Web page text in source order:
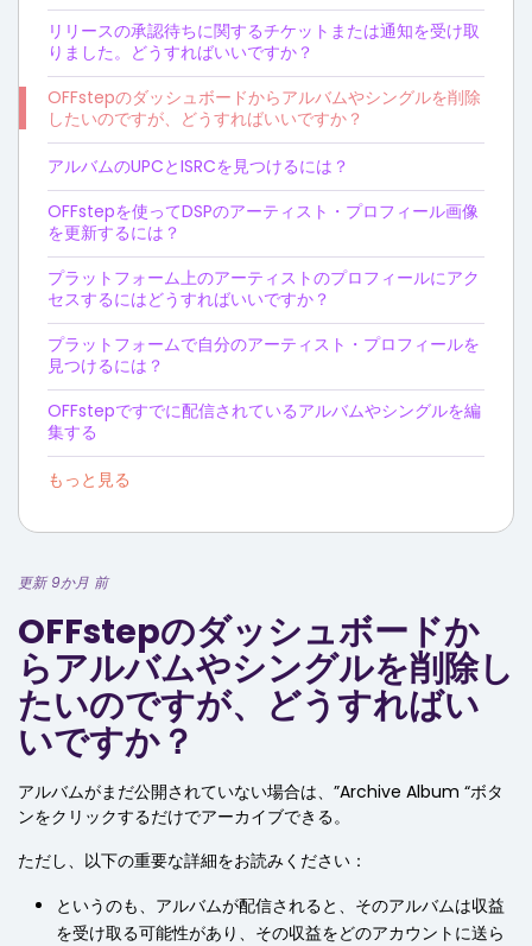
リリースの承認待ちに関するチケットまたは通知を受け取
りました。どうすればいいですか？
OFFstepのダッシュボードからアルバムやシングルを削除
したいのですが、どうすればいいですか？
アルバムのUPCとISRCを見つけるには？
OFFstepを使ってDSPのアーティスト・プロフィール画像
を更新するには？
プラットフォーム上のアーティストのプロフィールにアク
セスするにはどうすればいいですか？
プラットフォームで自分のアーティスト・プロフィールを
見つけるには？
OFFstepですでに配信されているアルバムやシングルを編
集する
もっと見る
更新 9か月 前
OFFstepのダッシュボードか
らアルバムやシングルを削除し
たいのですが、どうすればい
いですか？
アルバムがまだ公開されていない場合は、”Archive Album “ボタ
ンをクリックするだけでアーカイブできる。
ただし、以下の重要な詳細をお読みください：
というのも、アルバムが配信されると、そのアルバムは収益
を受け取る可能性があり、その収益をどのアカウントに送ら